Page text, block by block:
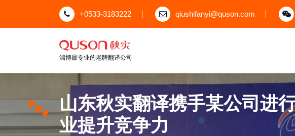
正
+0533-3183222 qiushifanyi@quson.com
淄博最专业的老牌翻译公司
山东秋实翻译携手某公司进
业提升竞争力